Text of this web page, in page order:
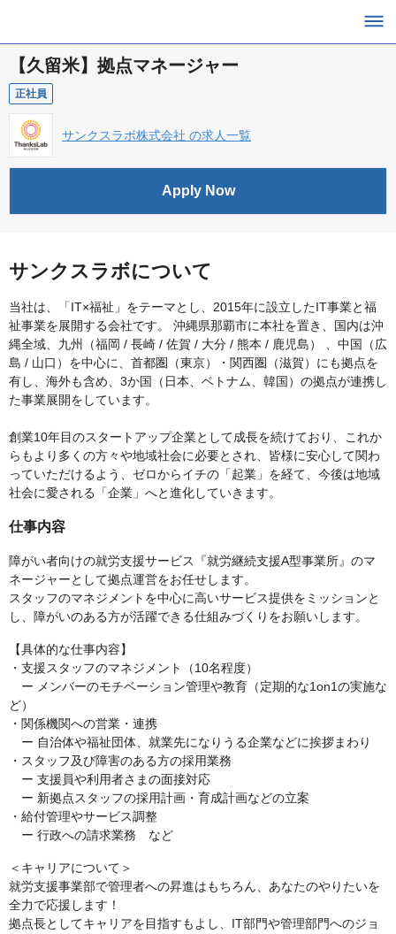
【久留米】拠点マネージャー
正社員
サンクスラボ株式会社 の求人一覧
Apply Now
サンクスラボについて
当社は、「IT×福祉」をテーマとし、2015年に設立したIT事業と福
祉事業を展開する会社です。 沖縄県那覇市に本社を置き、国内は沖
縄全域、九州（福岡 / 長崎 / 佐賀 / 大分 / 熊本 / 鹿児島） 、中国（広
島 / 山口）を中心に、首都圏（東京）・関西圏（滋賀）にも拠点を
有し、海外も含め、3か国（日本、ベトナム、韓国）の拠点が連携し
た事業展開をしています。
創業10年目のスタートアップ企業として成長を続けており、これか
らもより多くの方々や地域社会に必要とされ、皆様に安心して関わ
っていただけるよう、ゼロからイチの「起業」を経て、今後は地域
社会に愛される「企業」へと進化していきます。
仕事内容
障がい者向けの就労支援サービス『就労継続支援A型事業所』のマ
ネージャーとして拠点運営をお任せします。
スタッフのマネジメントを中心に高いサービス提供をミッションと
し、障がいのある方が活躍できる仕組みづくりをお願いします。
【具体的な仕事内容】
・支援スタッフのマネジメント（10名程度）
ー メンバーのモチベーション管理や教育（定期的な1on1の実施な
ど）
・関係機関への営業・連携
ー 自治体や福祉団体、就業先になりうる企業などに挨拶まわり
・スタッフ及び障害のある方の採用業務
ー 支援員や利用者さまの面接対応
ー 新拠点スタッフの採用計画・育成計画などの立案
・給付管理やサービス調整
ー 行政への請求業務 など
＜キャリアについて＞
就労支援事業部で管理者への昇進はもちろん、あなたのやりたいを
全力で応援します！
拠点長としてキャリアを目指すもよし、IT部門や管理部門へのジョ